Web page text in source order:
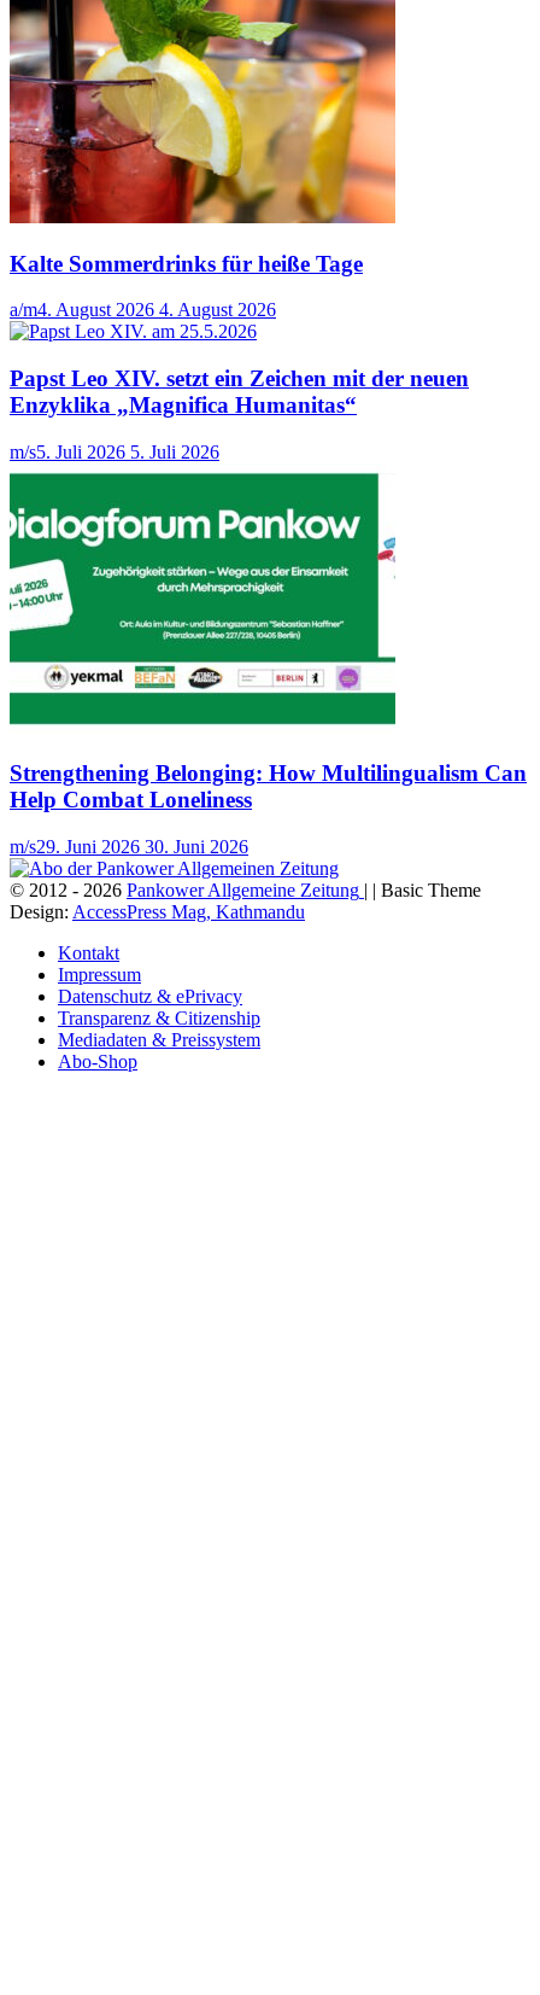
Kalte Sommerdrinks für heiße Tage
a/m4. August 2026 4. August 2026
Papst Leo XIV. setzt ein Zeichen mit der neuen
Enzyklika „Magnifica Humanitas“
m/s5. Juli 2026 5. Juli 2026
Strengthening Belonging: How Multilingualism Can
Help Combat Loneliness
m/s29. Juni 2026 30. Juni 2026
© 2012 - 2026 Pankower Allgemeine Zeitung | | Basic Theme
Design: AccessPress Mag, Kathmandu
Kontakt
Impressum
Datenschutz & ePrivacy
Transparenz & Citizenship
Mediadaten & Preissystem
Abo-Shop